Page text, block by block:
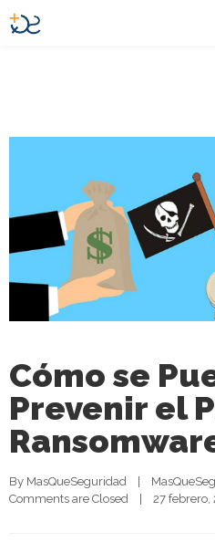
Cómo se
Prevenir el
By MasQueSeguridad |
Comments are Closed
| 27